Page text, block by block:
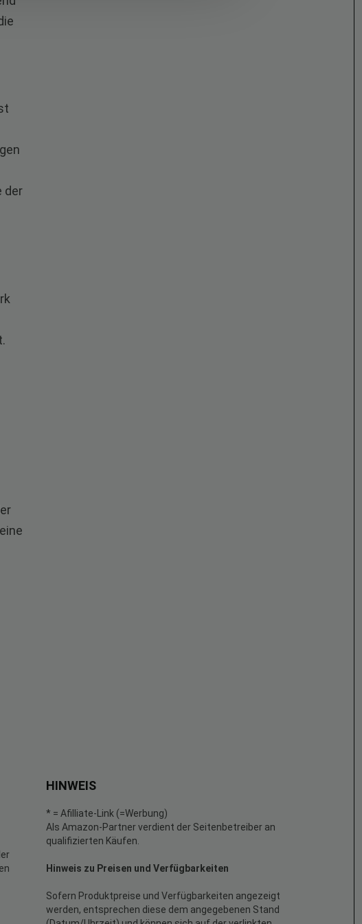
der
HINWEIS
* = Afilliate-Link (=Werbung)
Als Amazon-Partner verdient der Seitenbetreiber an
qualifizierten Käufen.
Hinweis zu Preisen und Verfügbarkeiten
Sofern Produktpreise und Verfügbarkeiten angezeigt
werden, entsprechen diese dem angegebenen Stand